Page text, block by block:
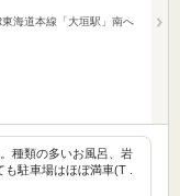
海道本線「大垣駅」南へ
種類の多いお風呂、岩
駐車場はほぼ満車(T .